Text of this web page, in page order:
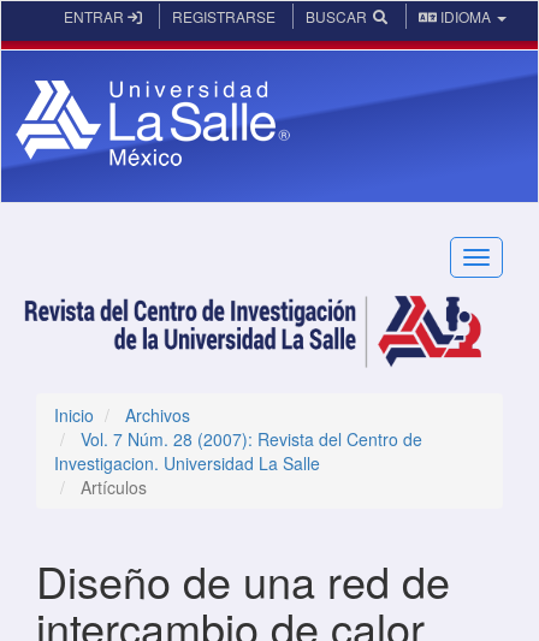
Navegación principal
Contenido principal
ENTRAR REGISTRARSE BUSCAR IDIOMA
Toggle
Inicio
Archivos
Vol. 7 Núm. 28 (2007): Revista del Centro de
Investigacion. Universidad La Salle
Artículos
Diseño de una red de
intercambio de calor